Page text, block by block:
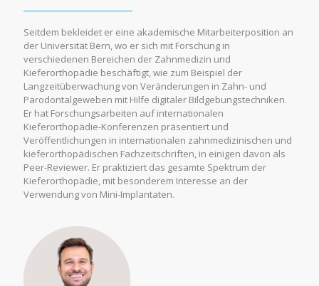
Seitdem bekleidet er eine akademische Mitarbeiterposition an
der Universität Bern, wo er sich mit Forschung in
verschiedenen Bereichen der Zahnmedizin und
Kieferorthopädie beschäftigt, wie zum Beispiel der
Langzeitüberwachung von Veränderungen in Zahn- und
Parodontalgeweben mit Hilfe digitaler Bildgebungstechniken.
Er hat Forschungsarbeiten auf internationalen
Kieferorthopädie-Konferenzen präsentiert und
Veröffentlichungen in internationalen zahnmedizinischen und
kieferorthopädischen Fachzeitschriften, in einigen davon als
Peer-Reviewer. Er praktiziert das gesamte Spektrum der
Kieferorthopädie, mit besonderem Interesse an der
Verwendung von Mini-Implantaten.